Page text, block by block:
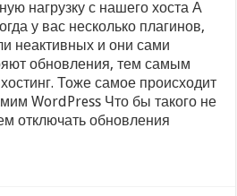
нагрузку с нашего хоста А
у вас несколько плагинов,
неактивных и они сами
обновления, тем самым
Тоже самое происходит
WordPress Что бы такого не
отключать обновления